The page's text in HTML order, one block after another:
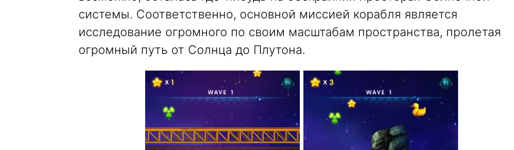
системы. Соответственно, основной миссией корабля является
исследование огромного по своим масштабам пространства, пролетая
огромный путь от Солнца до Плутона.